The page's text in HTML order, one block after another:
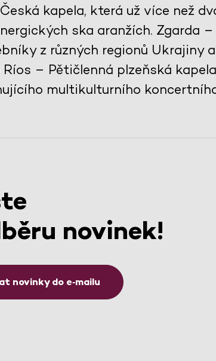
kapela, která už více než
ska aranžích. Zgarda
z různých regionů Ukrajiny
Ríos – Pětičlenná plzeňská
multikulturního
novinek!
novinky do e‑mailu